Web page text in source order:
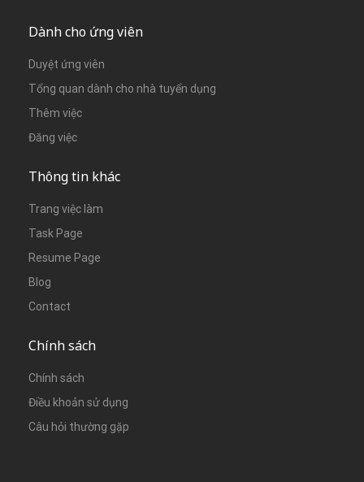
Dành cho ứng viên
Duyệt ứng viên
Tổng quan dành cho nhà tuyển dụng
Thêm việc
Đăng việc
Thông tin khác
Trang việc làm
Task Page
Resume Page
Blog
Contact
Chính sách
Chính sách
Điều khoản sử dụng
Câu hỏi thường gặp